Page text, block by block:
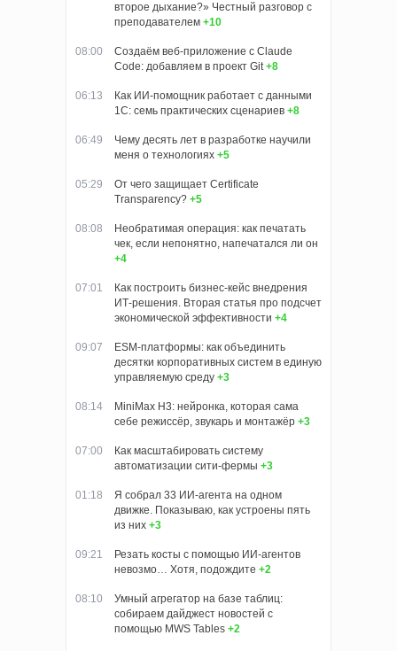
второе дыхание?» Честный разговор с
преподавателем +10
08:00
Создаём веб-приложение с Claude
Code: добавляем в проект Git +8
06:13
Как ИИ-помощник работает с данными
1С: семь практических сценариев +8
06:49
Чему десять лет в разработке научили
меня о технологиях +5
05:29
От чего защищает Certificate
Transparency? +5
08:08
Необратимая операция: как печатать
чек, если непонятно, напечатался ли он
+4
07:01
Как построить бизнес-кейс внедрения
ИТ-решения. Вторая статья про подсчет
экономической эффективности +4
09:07
ESM-платформы: как объединить
десятки корпоративных систем в единую
управляемую среду +3
08:14
MiniMax H3: нейронка, которая сама
себе режиссёр, звукарь и монтажёр +3
07:00
Как масштабировать систему
автоматизации сити-фермы +3
01:18
Я собрал 33 ИИ-агента на одном
движке. Показываю, как устроены пять
из них +3
09:21
Резать косты с помощью ИИ-агентов
невозмо… Хотя, подождите +2
08:10
Умный агрегатор на базе таблиц:
собираем дайджест новостей с
помощью MWS Tables +2